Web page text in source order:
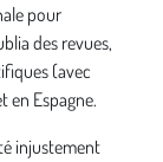
pour
des revues,
(avec
en Espagne.
injustement